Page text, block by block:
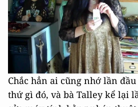
Chắc hẳn ai cũng nhớ lần
thứ gì đó, và bà Talley kể lại